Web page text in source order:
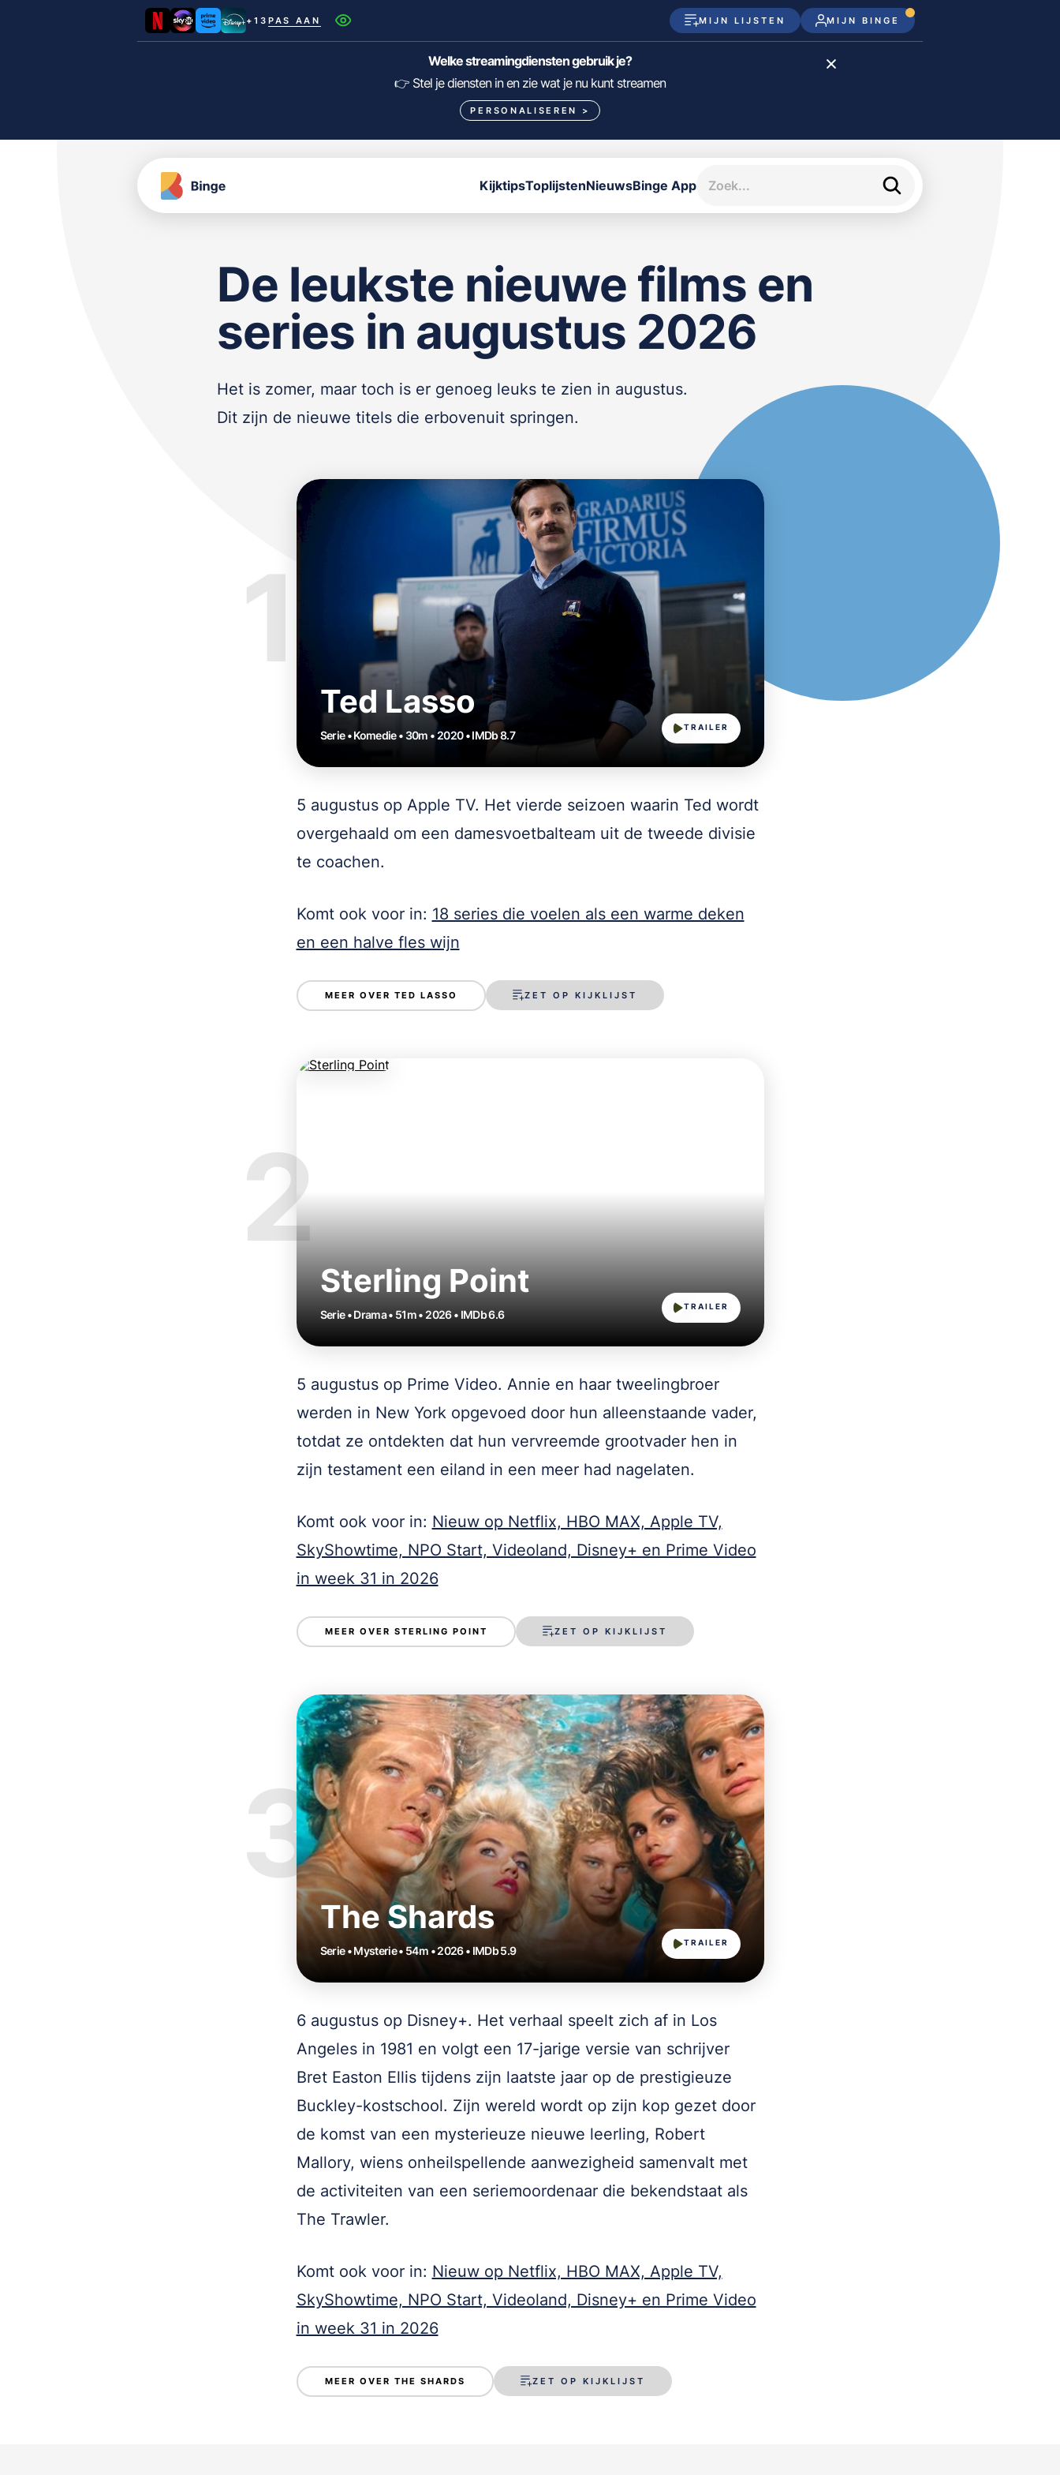
+13 PAS AAN MIJN LIJSTEN MIJN BINGE
Netflix SkyShowtime Prime Video Disney+
HBO Max NPO Start
Pathé Thuis
Welke streamingdiensten gebruik je?
👉 Stel je diensten in en zie wat je nu kunt streamen
PERSONALISEREN >
KijktipsToplijstenNieuwsBinge App
De leukste nieuwe films en
series in augustus 2026
Het is zomer, maar toch is er genoeg leuks te zien in augustus.
Dit zijn de nieuwe titels die erbovenuit springen.
1
Ted Lasso
Serie • Komedie • 30m • 2020 • IMDb 8.7
TRAILER
5 augustus op Apple TV. Het vierde seizoen waarin Ted wordt
overgehaald om een damesvoetbalteam uit de tweede divisie
te coachen.
Komt ook voor in: 18 series die voelen als een warme deken
en een halve fles wijn
MEER OVER TED LASSO ZET OP KIJKLIJST
2
Sterling Point
Serie • Drama • 51m • 2026 • IMDb 6.6
TRAILER
5 augustus op Prime Video. Annie en haar tweelingbroer
werden in New York opgevoed door hun alleenstaande vader,
totdat ze ontdekten dat hun vervreemde grootvader hen in
zijn testament een eiland in een meer had nagelaten.
Komt ook voor in: Nieuw op Netflix, HBO MAX, Apple TV,
SkyShowtime, NPO Start, Videoland, Disney+ en Prime Video
in week 31 in 2026
MEER OVER STERLING POINT ZET OP KIJKLIJST
3
The Shards
Serie • Mysterie • 54m • 2026 • IMDb 5.9
TRAILER
6 augustus op Disney+. Het verhaal speelt zich af in Los
Angeles in 1981 en volgt een 17-jarige versie van schrijver
Bret Easton Ellis tijdens zijn laatste jaar op de prestigieuze
Buckley-kostschool. Zijn wereld wordt op zijn kop gezet door
de komst van een mysterieuze nieuwe leerling, Robert
Mallory, wiens onheilspellende aanwezigheid samenvalt met
de activiteiten van een seriemoordenaar die bekendstaat als
The Trawler.
Komt ook voor in: Nieuw op Netflix, HBO MAX, Apple TV,
SkyShowtime, NPO Start, Videoland, Disney+ en Prime Video
in week 31 in 2026
MEER OVER THE SHARDS ZET OP KIJKLIJST